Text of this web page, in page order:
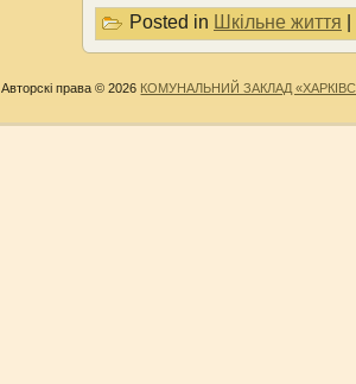
Posted in Шкільне життя |
Авторскі права © 2026 КОМУНАЛЬНИЙ ЗАКЛАД